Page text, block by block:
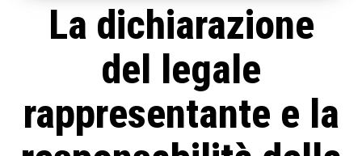
La dichiarazione
del legale
rappresentante e la